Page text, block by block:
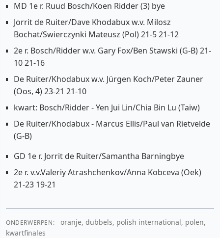
MD 1e r. Ruud Bosch/Koen Ridder (3) bye
Jorrit de Ruiter/Dave Khodabux w.v. Milosz
Bochat/Swierczynki Mateusz (Pol) 21-5 21-12
2e r. Bosch/Ridder w.v. Gary Fox/Ben Stawski (G-B) 21-
10 21-16
De Ruiter/Khodabux w.v. Jürgen Koch/Peter Zauner
(Oos, 4) 23-21 21-10
kwart: Bosch/Ridder - Yen Jui Lin/Chia Bin Lu (Taiw)
De Ruiter/Khodabux - Marcus Ellis/Paul van Rietvelde
(G-B)
GD 1e r. Jorrit de Ruiter/Samantha Barningbye
2e r. v.v.Valeriy Atrashchenkov/Anna Kobceva (Oek)
21-23 19-21
ONDERWERPEN:
oranje, dubbels, polish international, polen,
kwartfinales